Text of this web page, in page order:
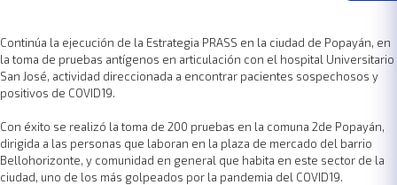
Continúa la ejecución de la Estrategia PRASS en la ciudad de Popayán, en
la toma de pruebas antígenos en articulación con el hospital Universitario
San José, actividad direccionada a encontrar pacientes sospechosos y
positivos de COVID19.
Con éxito se realizó la toma de 200 pruebas en la comuna 2de Popayán,
dirigida a las personas que laboran en la plaza de mercado del barrio
Bellohorizonte, y comunidad en general que habita en este sector de la
ciudad, uno de los más golpeados por la pandemia del COVID19.